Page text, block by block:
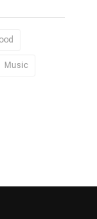
Music